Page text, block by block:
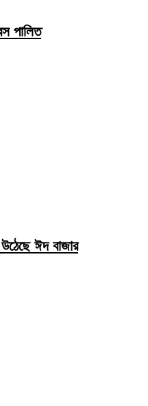
পালিত
ঈদ বাজার